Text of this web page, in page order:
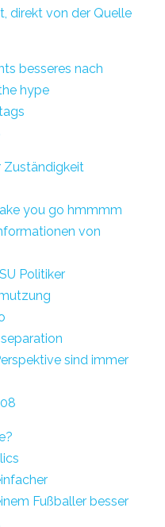
direkt von der Quelle
besseres nach
hype
Zuständigkeit
you go hmmmm
von
Politiker
sind immer
Fußballer besser